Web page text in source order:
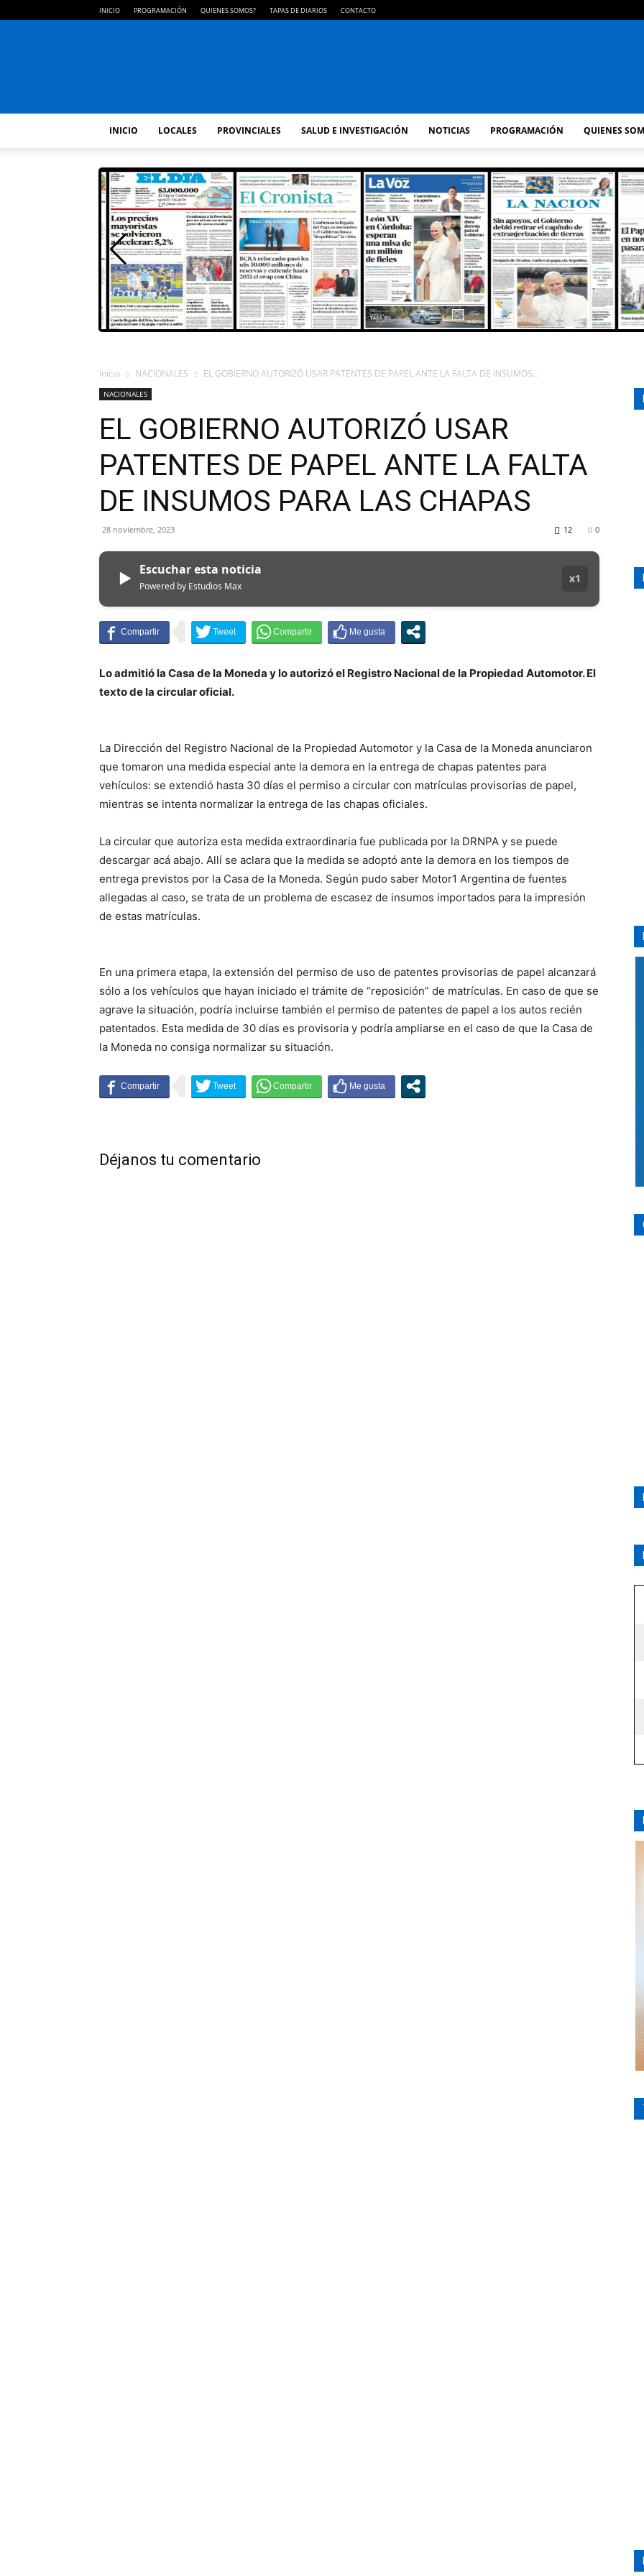
INICIO PROGRAMACIÓN QUIENES SOMOS? TAPAS DE DIARIOS CONTACTO
FM
GOLD
ORAN
INICIO LOCALES PROVINCIALES SALUD E INVESTIGACIÓN NOTICIAS PROGRAMACIÓN QUIENES
Inicio NACIONALES EL GOBIERNO AUTORIZÓ USAR PATENTES DE PAPEL ANTE LA FALTA DE INSUMOS...
NACIONALES
EL GOBIERNO AUTORIZÓ USAR
PATENTES DE PAPEL ANTE LA FALTA
DE INSUMOS PARA LAS CHAPAS
28 noviembre, 2023 0
12
▶ Escuchar esta noticia
Powered by Estudios Max
x1
Lo admitió la Casa de la Moneda y lo autorizó el Registro Nacional de la Propiedad Automotor. El
texto de la circular oficial.
La Dirección del Registro Nacional de la Propiedad Automotor y la Casa de la Moneda anunciaron
que tomaron una medida especial ante la demora en la entrega de chapas patentes para
vehículos: se extendió hasta 30 días el permiso a circular con matrículas provisorias de papel,
mientras se intenta normalizar la entrega de las chapas oficiales.
La circular que autoriza esta medida extraordinaria fue publicada por la DRNPA y se puede
descargar acá abajo. Allí se aclara que la medida se adoptó ante la demora en los tiempos de
entrega previstos por la Casa de la Moneda. Según pudo saber Motor1 Argentina de fuentes
allegadas al caso, se trata de un problema de escasez de insumos importados para la impresión
de estas matrículas.
En una primera etapa, la extensión del permiso de uso de patentes provisorias de papel alcanzará
sólo a los vehículos que hayan iniciado el trámite de “reposición” de matrículas. En caso de que se
agrave la situación, podría incluirse también el permiso de patentes de papel a los autos recién
patentados. Esta medida de 30 días es provisoria y podría ampliarse en el caso de que la Casa de
la Moneda no consiga normalizar su situación.
Déjanos tu comentario